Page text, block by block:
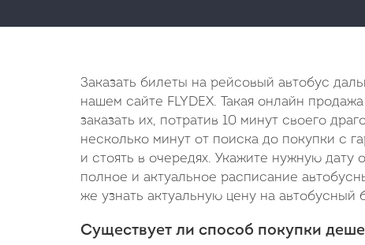
Заказать билеты на рейсовый автобус
нашем сайте FLYDEX. Такая онлайн
заказать их, потратив 10 минут своего
несколько минут от поиска до покупки с
и стоять в очередях. Укажите нужную
полное и актуальное расписание
же узнать актуальную цену на автобусный
Существует ли способ покупки